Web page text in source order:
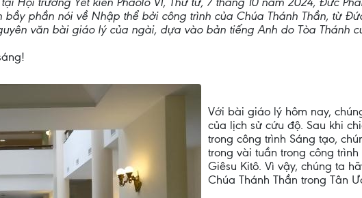
bầy phần nói về Nhập thể bởi công trình của Chúa Thánh Thần, từ
văn bài giáo lý của ngài, dựa vào bản tiếng Anh do Tòa Thánh
Với bài giáo lý hôm nay,
của lịch sử cứu độ. Sau khi
trong công trình Sáng tạo,
trong vài tuần trong công
Giêsu Kitô. Vì vậy, chúng ta
Chúa Thánh Thần trong Tân